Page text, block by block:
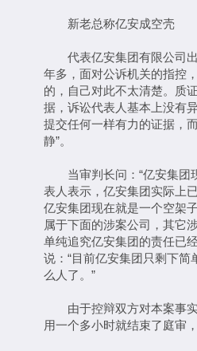
新老总称亿安成空壳
代表亿安集团有限公司出
年多，面对公诉机关的指控
的，自己对此不太清楚。质
据，诉讼代表人基本上没有
提交任何一样有力的证据，
静”。
当审判长问：“亿安集团
表人表示，亿安集团实际上
亿安集团现在就是一个空架
属于下面的涉案公司，其它
单纯追究亿安集团的责任已
说：“目前亿安集团只剩下
么人了。”
由于控辩双方对本案事实
用一个多小时就结束了庭审